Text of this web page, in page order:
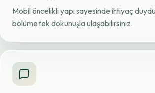
Mobil öncelikli yapı sayesinde ihtiyaç
bölüme tek dokunuşla ulaşabilirsiniz.